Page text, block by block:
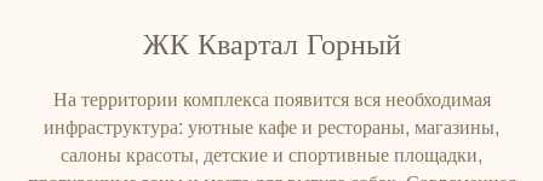
ЖК Квартал Горный
На территории комплекса появится вся необходимая
инфраструктура: уютные кафе и рестораны, магазины,
салоны красоты, детские и спортивные площадки,